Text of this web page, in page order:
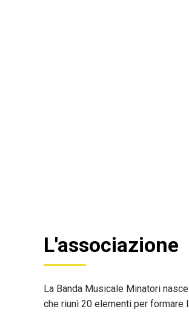
L'associazione
La Banda Musicale Minatori
che riunì 20 elementi per formare